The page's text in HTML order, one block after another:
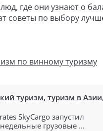
где они узнают о
советы по выбору
по винному туризму
туризм, туризм в Азии,
SkyCargo запустил
грузовые ...